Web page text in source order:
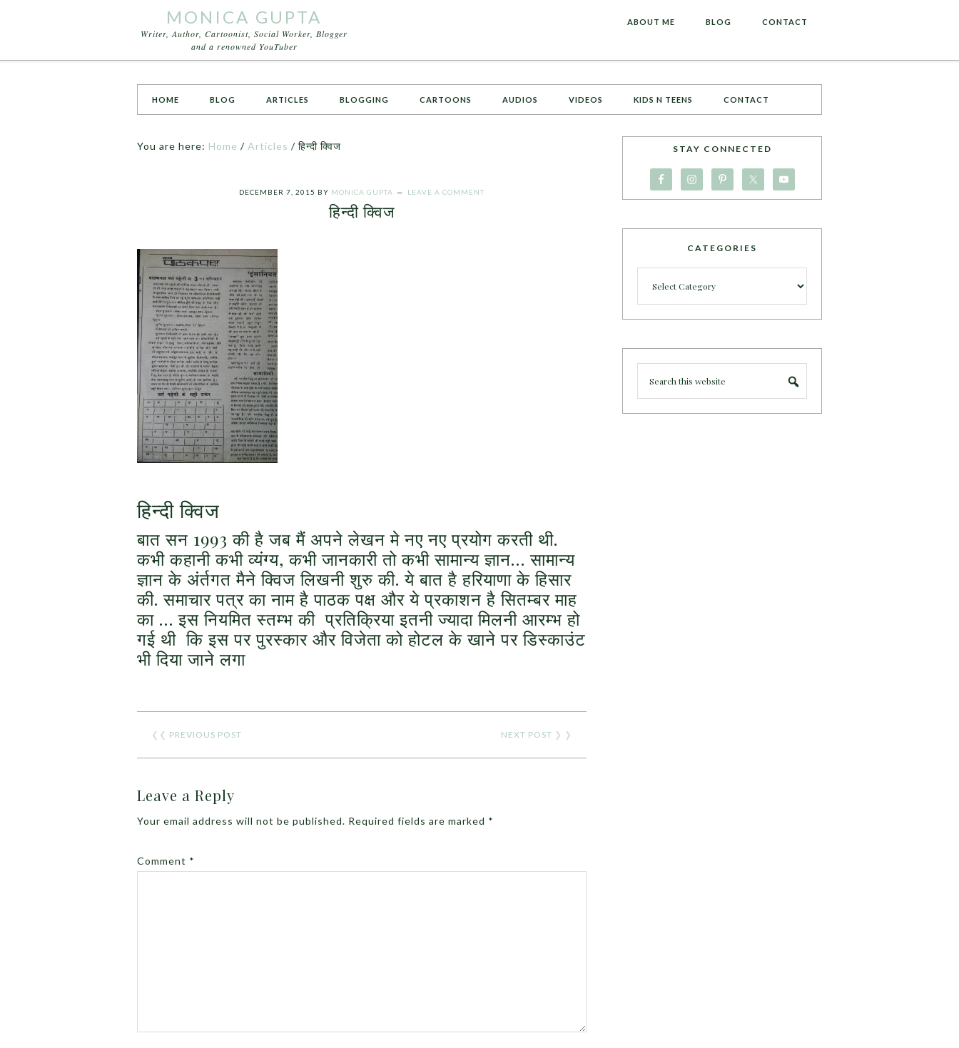
MONICA GUPTA
Writer, Author, Cartoonist, Social Worker, Blogger
and a renowned YouTuber
ABOUT ME BLOG CONTACT
HOME BLOG ARTICLES BLOGGING CARTOONS AUDIOS VIDEOS KIDS N TEENS CONTACT
You are here: Home / Articles / हिन्दी क्विज
DECEMBER 7, 2015 BY MONICA GUPTA LEAVE A COMMENT
हिन्दी क्विज
हिन्दी क्विज
बात सन 1993 की है जब मैं अपने लेखन मे नए नए प्रयोग करती थी.
कभी कहानी कभी व्यंग्य, कभी जानकारी तो कभी सामान्य ज्ञान… सामान्य
ज्ञान के अंर्तगत मैने क्विज लिखनी शुरु की. ये बात है हरियाणा के हिसार
की. समाचार पत्र का नाम है पाठक पक्ष और ये प्रकाशन है सितम्बर माह
का … इस नियमित स्तम्भ की प्रतिक्रिया इतनी ज्यादा मिलनी आरम्भ हो
गई थी कि इस पर पुरस्कार और विजेता को होटल के खाने पर डिस्काउंट
भी दिया जाने लगा
❮❮ PREVIOUS POST NEXT POST ❯ ❯
Leave a Reply
Your email address will not be published. Required fields are marked *
Comment *
STAY CONNECTED
CATEGORIES